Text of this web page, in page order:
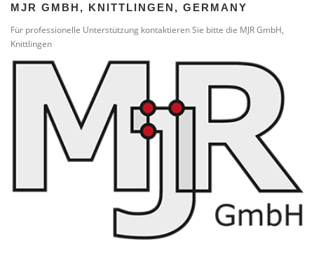
MJR GMBH, KNITTLINGEN, GERMANY
Für professionelle Unterstützung kontaktieren Sie bitte die MJR GmbH,
Knittlingen